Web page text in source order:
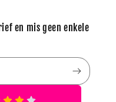
en mis geen enkele